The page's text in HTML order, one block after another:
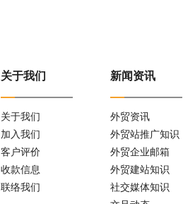
关于我们
关于我们
加入我们
客户评价
收款信息
联络我们
新闻资讯
外贸资讯
外贸站推广知识
外贸企业邮箱
外贸建站知识
社交媒体知识